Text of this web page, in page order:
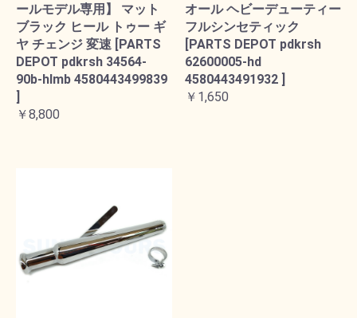
ールモデル専用】 マット
ブラック ヒール トゥー ギ
ヤ チェンジ 変速 [PARTS
DEPOT pdkrsh 34564-
90b-hlmb 4580443499839
]
￥8,800
オール ヘビーデューティー
フルシンセティック
[PARTS DEPOT pdkrsh
62600005-hd
4580443491932 ]
￥1,650